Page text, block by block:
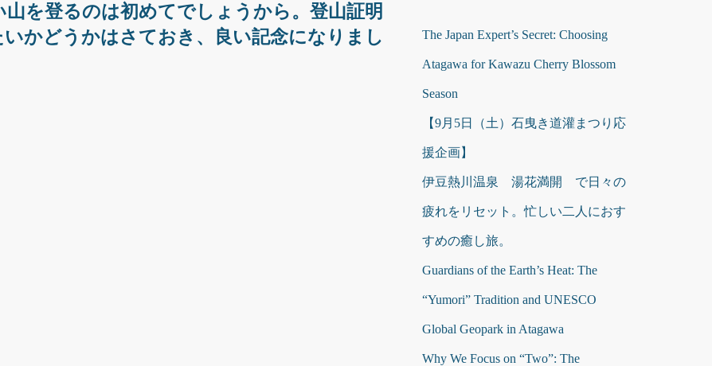
を登るのは初めてでしょうから。登山証明
かどうかはさておき、良い記念になりまし
The Japan Expert’s Secret: Choosing
Atagawa for Kawazu Cherry Blossom
Season
【9月5日（土）石曳き道灌まつり応
援企画】
伊豆熱川温泉 湯花満開 で日々の
疲れをリセット。忙しい二人におす
すめの癒し旅。
Guardians of the Earth’s Heat: The
“Yumori” Tradition and UNESCO
Global Geopark in Atagawa
Why We Focus on “Two”: The